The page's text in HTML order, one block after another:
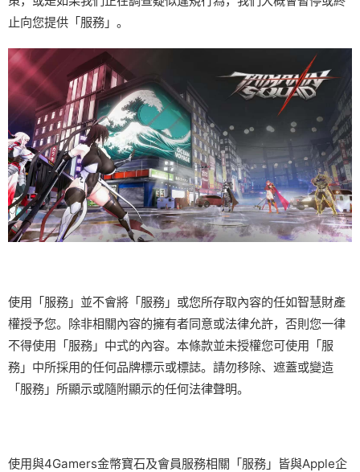
止向您提供「服務」。
使用「服務」並不會將「服務」或您所存取內容的任如智慧財產
權授予您。除非相關內容的擁有者同意或法律允許，否則您一律
不得使用「服務」中式的內容。本條款並未授權您可使用「服
務」中所採用的任何品牌標示或標誌。請勿移除、遮蓋或變造
「服務」所顯示或隨附顯示的任何法律聲明。
使用與4Gamers金幣寶石及會員服務相關「服務」皆與Apple企